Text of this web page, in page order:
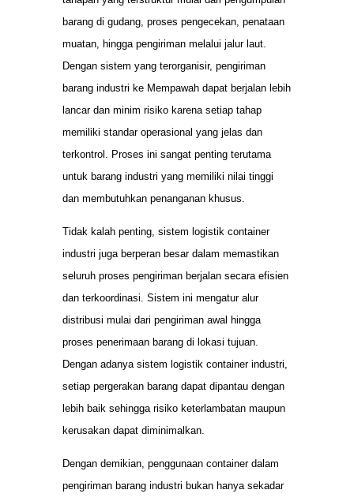
barang di gudang, proses pengecekan, penataan
muatan, hingga pengiriman melalui jalur laut.
Dengan sistem yang terorganisir, pengiriman
barang industri ke Mempawah dapat berjalan lebih
lancar dan minim risiko karena setiap tahap
memiliki standar operasional yang jelas dan
terkontrol. Proses ini sangat penting terutama
untuk barang industri yang memiliki nilai tinggi
dan membutuhkan penanganan khusus.
Tidak kalah penting, sistem logistik container
industri juga berperan besar dalam memastikan
seluruh proses pengiriman berjalan secara efisien
dan terkoordinasi. Sistem ini mengatur alur
distribusi mulai dari pengiriman awal hingga
proses penerimaan barang di lokasi tujuan.
Dengan adanya sistem logistik container industri,
setiap pergerakan barang dapat dipantau dengan
lebih baik sehingga risiko keterlambatan maupun
kerusakan dapat diminimalkan.
Dengan demikian, penggunaan container dalam
pengiriman barang industri bukan hanya sekadar